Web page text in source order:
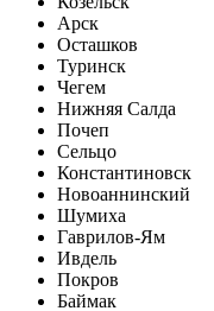
Арск
Осташков
Туринск
Чегем
Нижняя Салда
Почеп
Сельцо
Константиновск
Новоаннинский
Шумиха
Гаврилов-Ям
Ивдель
Покров
Баймак